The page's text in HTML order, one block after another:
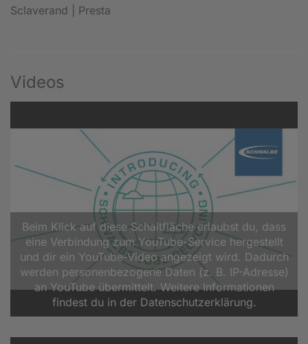
Sclaverand | Presta
Videos
Beim Klick auf diese Schaltfläche erlaubst du, dass
eine Verbindung zum YouTube-Service hergestellt
und dir ein YouTube-Video angezeigt wird. Dadurch
werden personenbezogene Daten (z. B. IP-Adresse)
an YouTube übermittelt. Weitere Informationen
findest du in der Datenschutzerklärung.